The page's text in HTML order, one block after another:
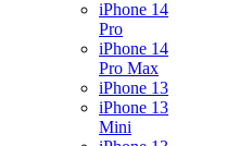
iPhone 14
Pro
iPhone 14
Pro Max
iPhone 13
iPhone 13
Mini